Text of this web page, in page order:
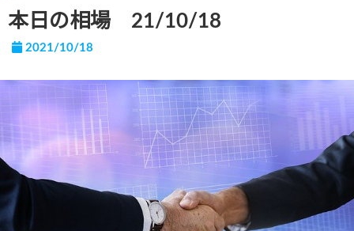
本日の相場 21/10/18
2021/10/18